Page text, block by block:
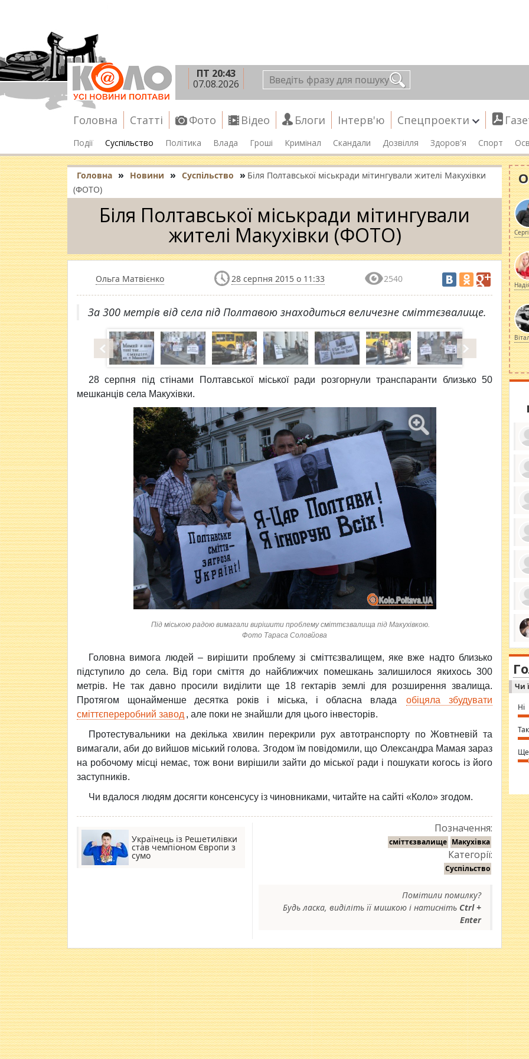
ПТ 20:43
07.08.2026
Головна Статті Фото Відео Блоги Інтерв'ю Спецпроекти
Події Суспільство Політика Влада Гроші Кримінал Скандали Дозвілля Здоров'я Спорт
Головна » Новини » Суспільство » Біля Полтавської міськради мітингували жителі Макухівки
(ФОТО)
Біля Полтавської міськради мітингували
жителі Макухівки (ФОТО)
Ольга Матвієнко 28 серпня 2015 о 11:33 2540
За 300 метрів від села під Полтавою знаходиться величезне сміттєзвалище.
28 серпня під стінами Полтавської міської ради розгорнули транспаранти близько 50
мешканців села Макухівки.
Під міською радою вимагали вирішити проблему сміттєзвалища під Макухівкою.
Фото Тараса Соловйова
Головна вимога людей – вирішити проблему зі сміттєзвалищем, яке вже надто близько
підступило до села. Від гори сміття до найближчих помешкань залишилося якихось 300
метрів. Не так давно просили виділити ще 18 гектарів землі для розширення звалища.
Протягом щонайменше десятка років і міська, і обласна влада
обіцяла збудувати
сміттєпереробний завод , але поки не знайшли для цього інвесторів.
Протестувальники на декілька хвилин перекрили рух автотранспорту по Жовтневій та
вимагали, аби до вийшов міський голова. Згодом їм повідомили, що Олександра Мамая зараз
на робочому місці немає, тож вони вирішили зайти до міської ради і пошукати когось із його
заступників.
Чи вдалося людям досягти консенсусу із чиновниками, читайте на сайті «Коло» згодом.
Українець із Решетилівки
став чемпіоном Європи з
сумо
Позначення:
сміттєзвалище Макухівка
Категорії:
Суспільство
Помітили помилку?
Будь ласка, виділіть її мишкою і натисніть Ctrl +
Enter
за
ми
in
⇒
Чи
Ні
Так
Ще